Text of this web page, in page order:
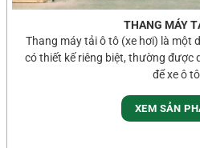
THANG MÁY
Thang máy tải ô tô (xe hơi) là một
có thiết kế riêng biệt, thường được
để xe ô
XEM SẢN